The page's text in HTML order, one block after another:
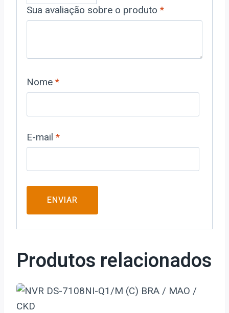
Sua avaliação sobre o produto *
Nome *
E-mail *
Produtos relacionados